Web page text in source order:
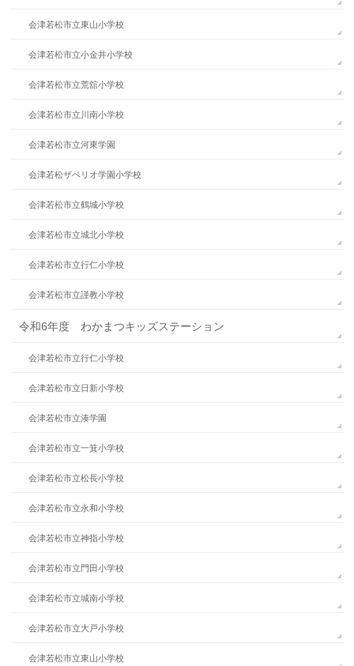
会津若松市立東山小学校
会津若松市立小金井小学校
会津若松市立荒舘小学校
会津若松市立川南小学校
会津若松市立河東学園
会津若松ザベリオ学園小学校
会津若松市立鶴城小学校
会津若松市立城北小学校
会津若松市立行仁小学校
会津若松市立謹教小学校
令和6年度 わかまつキッズステーション
会津若松市立行仁小学校
会津若松市立日新小学校
会津若松市立湊学園
会津若松市立一箕小学校
会津若松市立松長小学校
会津若松市立永和小学校
会津若松市立神指小学校
会津若松市立門田小学校
会津若松市立城南小学校
会津若松市立大戸小学校
会津若松市立東山小学校